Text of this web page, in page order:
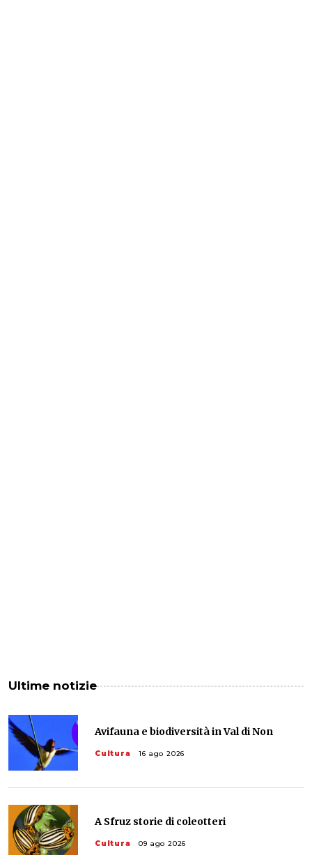
Ultime notizie
Avifauna e biodiversità in Val di Non
Cultura 16 ago 2026
A Sfruz storie di coleotteri
Cultura 09 ago 2026